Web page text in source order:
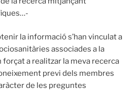
la informació s’han vinculat a
associades a la
forçat a realitzar la meva recerca
previ dels membres
de les preguntes